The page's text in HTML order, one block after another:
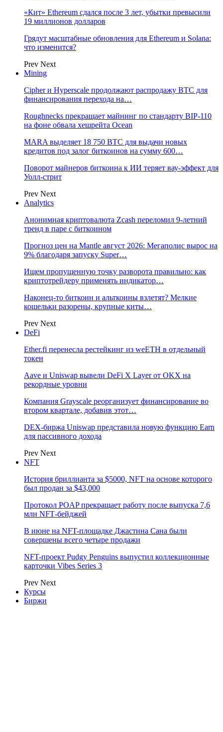
«Кит» Ethereum сдался после 3 лет, убытки превысили
19 миллионов долларов
Грядут масштабные обновления для Ethereum и Solana:
что изменится?
Prev Next
Mining
Cipher и Hyperscale продолжают распродажу BTC для
финансирования перехода на…
Roughnecks прекращает майнинг по стандарту BIP-110
на фоне обвала хешрейта Ocean
MARA выделяет 18 750 BTC для выдачи новых
кредитов под залог биткоинов на сумму 600…
Поворот майнеров биткоина к ИИ теряет вау-эффект для
Уолл-стрит
Prev Next
Analytics
Анонимная криптовалюта Zcash переломил 9-летний
тренд в паре с биткоином
Прогноз цен на Mantle август 2026: Мегаполис вырос на
9% благодаря запуску Super…
Ищем пропущенную точку разворота правильно: как
криптотрейдеру применять индикатор…
Наконец-то биткоин и альткоины взлетят? Мелкие
кошельки разорены, крупные киты…
Prev Next
DeFi
Ether.fi перенесла рестейкинг из weETH в отдельный
токен
Aave и Uniswap вывели DeFi X Layer от OKX на
рекордные уровни
Компания Grayscale реорганизует финансирование во
втором квартале, добавив этот…
DEX-биржа Uniswap представила новую функцию Earn
для пассивного дохода
Prev Next
NFT
История бриллианта за $5000, NFT на основе которого
был продан за $43,000
Протокол POAP прекращает работу после выпуска 7,6
млн NFT‑бейджей
В июне на NFT-площадке Джастина Сана были
совершены всего четыре продажи
NFT-проект Pudgy Penguins выпустил коллекционные
карточки Vibes Series 3
Prev Next
Курсы
Биржи